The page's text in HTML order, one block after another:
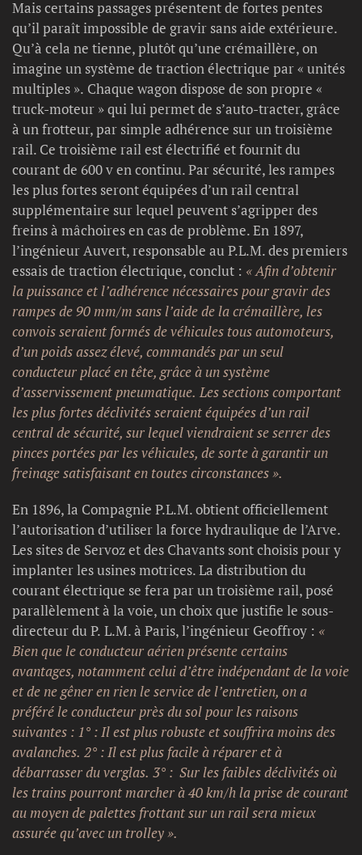
Mais certains passages présentent de fortes pentes
qu’il paraît impossible de gravir sans aide extérieure.
Qu’à cela ne tienne, plutôt qu’une crémaillère, on
imagine un système de traction électrique par « unités
multiples ». Chaque wagon dispose de son propre «
truck-moteur » qui lui permet de s’auto-tracter, grâce
à un frotteur, par simple adhérence sur un troisième
rail. Ce troisième rail est électrifié et fournit du
courant de 600 v en continu. Par sécurité, les rampes
les plus fortes seront équipées d’un rail central
supplémentaire sur lequel peuvent s’agripper des
freins à mâchoires en cas de problème. En 1897,
l’ingénieur Auvert, responsable au P.L.M. des premiers
essais de traction électrique, conclut : « Afin d’obtenir
la puissance et l’adhérence nécessaires pour gravir des
rampes de 90 mm/m sans l’aide de la crémaillère, les
convois seraient formés de véhicules tous automoteurs,
d’un poids assez élevé, commandés par un seul
conducteur placé en tête, grâce à un système
d’asservissement pneumatique. Les sections comportant
les plus fortes déclivités seraient équipées d’un rail
central de sécurité, sur lequel viendraient se serrer des
pinces portées par les véhicules, de sorte à garantir un
freinage satisfaisant en toutes circonstances ».
En 1896, la Compagnie P.L.M. obtient officiellement
l’autorisation d’utiliser la force hydraulique de l’Arve.
Les sites de Servoz et des Chavants sont choisis pour y
implanter les usines motrices. La distribution du
courant électrique se fera par un troisième rail, posé
parallèlement à la voie, un choix que justifie le sous-
directeur du P. L.M. à Paris, l’ingénieur Geoffroy : «
Bien que le conducteur aérien présente certains
avantages, notamment celui d’être indépendant de la voie
et de ne gêner en rien le service de l’entretien, on a
préféré le conducteur près du sol pour les raisons
suivantes : 1° : Il est plus robuste et souffrira moins des
avalanches. 2° : Il est plus facile à réparer et à
débarrasser du verglas. 3° : Sur les faibles déclivités où
les trains pourront marcher à 40 km/h la prise de courant
au moyen de palettes frottant sur un rail sera mieux
assurée qu’avec un trolley ».